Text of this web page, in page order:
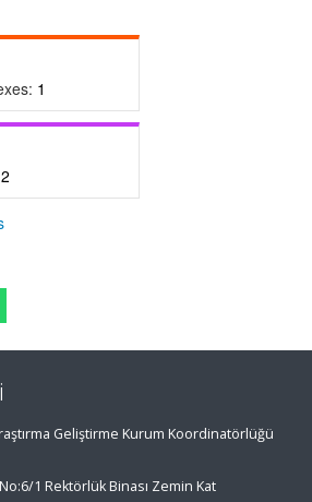
1
2
Geliştirme Kurum Koordinatörlüğü
1 Rektörlük Binası Zemin Kat